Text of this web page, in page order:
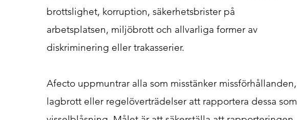
brottslighet, korruption, säkerhetsbrister på
arbetsplatsen, miljöbrott och allvarliga former av
diskriminering eller trakasserier.
Afecto uppmuntrar alla som misstänker missförhållanden,
lagbrott eller regelöverträdelser att rapportera dessa som